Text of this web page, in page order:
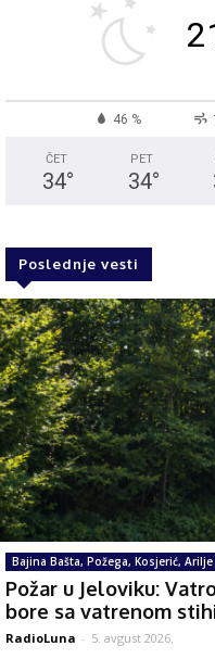
46 %
ČET
34°
PET
34°
Poslednje vesti
Bajina Bašta, Požega, Kosjerić, Arilje
Požar u Jeloviku:
bore sa vatrenom
RadioLuna - 5. avgust 2026.